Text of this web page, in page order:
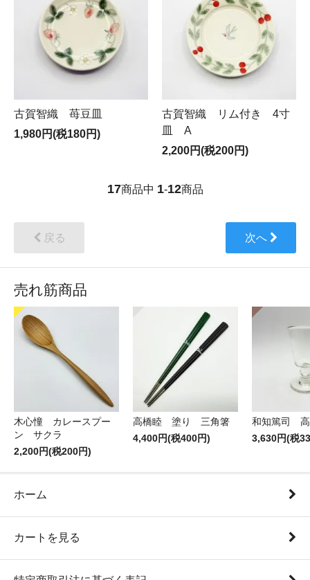
古賀智織 苺豆皿
1,980円(税180円)
古賀智織 リム付き 4寸
皿 A
2,200円(税200円)
17商品中 1-12商品
戻る 次へ
売れ筋商品
木心憧 カレースプー
ン サクラ
2,200円(税200円)
高橋睦 塗り 三角箸
4,400円(税400円)
和知篤司
3,630円(税
ホーム
カートを見る